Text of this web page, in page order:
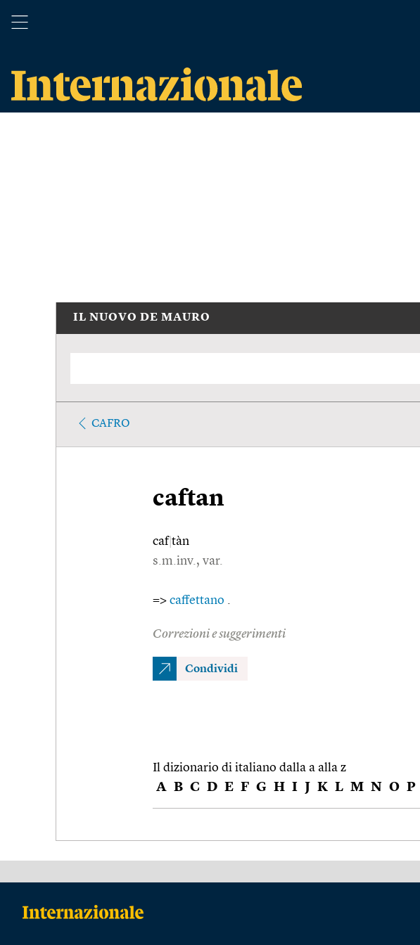
IL NUOVO DE MAURO
CAFRO
caftan
caf|tàn
s.m.inv., var.
=> caffettano .
Correzioni e suggerimenti
Condividi
Il dizionario di italiano dalla a alla z
A B C D E F G H I J K L M N O P